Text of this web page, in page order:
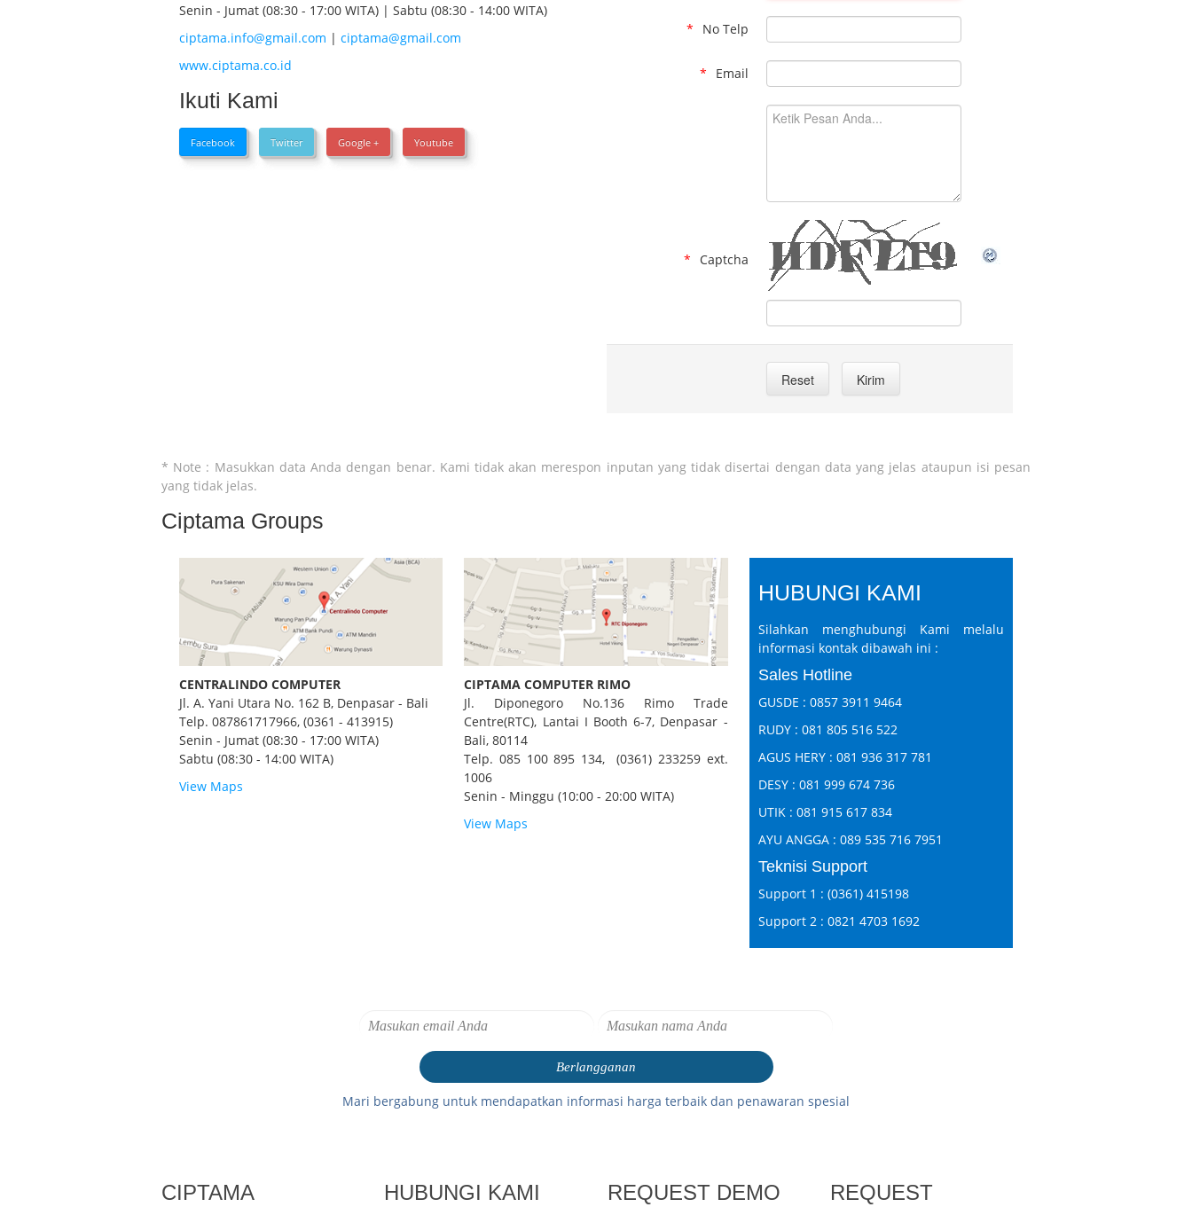
Senin - Jumat (08:30 - 17:00 WITA) | Sabtu (08:30 - 14:00 WITA)
ciptama.info@gmail.com | ciptama@gmail.com
www.ciptama.co.id
Ikuti Kami
Facebook Twitter Google + Youtube
No Telp
Email
Captcha
* Note : Masukkan data Anda dengan benar. Kami tidak akan merespon inputan yang tidak disertai dengan data yang jelas ataupun isi pesan
yang tidak jelas.
Ciptama Groups
CENTRALINDO COMPUTER
Jl. A. Yani Utara No. 162 B, Denpasar - Bali
Telp. 087861717966, (0361 - 413915)
Senin - Jumat (08:30 - 17:00 WITA)
Sabtu (08:30 - 14:00 WITA)
View Maps
CIPTAMA COMPUTER RIMO
Jl. Diponegoro No.136 Rimo Trade
Centre(RTC), Lantai I Booth 6-7, Denpasar -
Bali, 80114
Telp. 085 100 895 134, (0361) 233259 ext.
1006
Senin - Minggu (10:00 - 20:00 WITA)
View Maps
HUBUNGI KAMI
Silahkan menghubungi Kami melalu
informasi kontak dibawah ini :
Sales Hotline
GUSDE : 0857 3911 9464
RUDY : 081 805 516 522
AGUS HERY : 081 936 317 781
DESY : 081 999 674 736
UTIK : 081 915 617 834
AYU ANGGA : 089 535 716 7951
Teknisi Support
Support 1 : (0361) 415198
Support 2 : 0821 4703 1692
Mari bergabung untuk mendapatkan informasi harga terbaik dan penawaran spesial
CIPTAMA
HUBUNGI KAMI REQUEST DEMO
REQUEST